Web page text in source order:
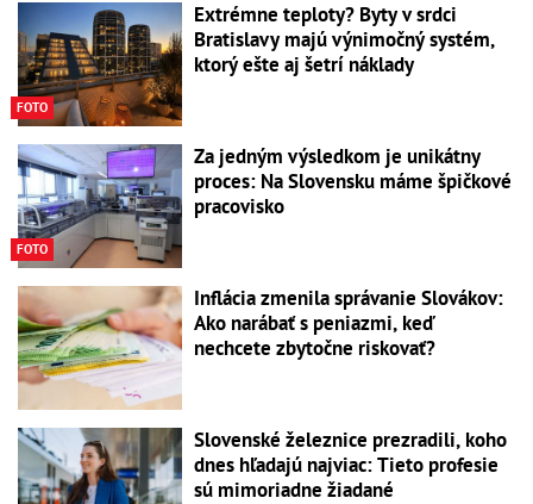
FOTO
Extrémne teploty? Byty v srdci
Bratislavy majú výnimočný systém,
ktorý ešte aj šetrí náklady
FOTO
Za jedným výsledkom je unikátny
proces: Na Slovensku máme špičkové
pracovisko
Inflácia zmenila správanie Slovákov:
Ako narábať s peniazmi, keď
nechcete zbytočne riskovať?
Slovenské železnice prezradili, koho
dnes hľadajú najviac: Tieto profesie
sú mimoriadne žiadané